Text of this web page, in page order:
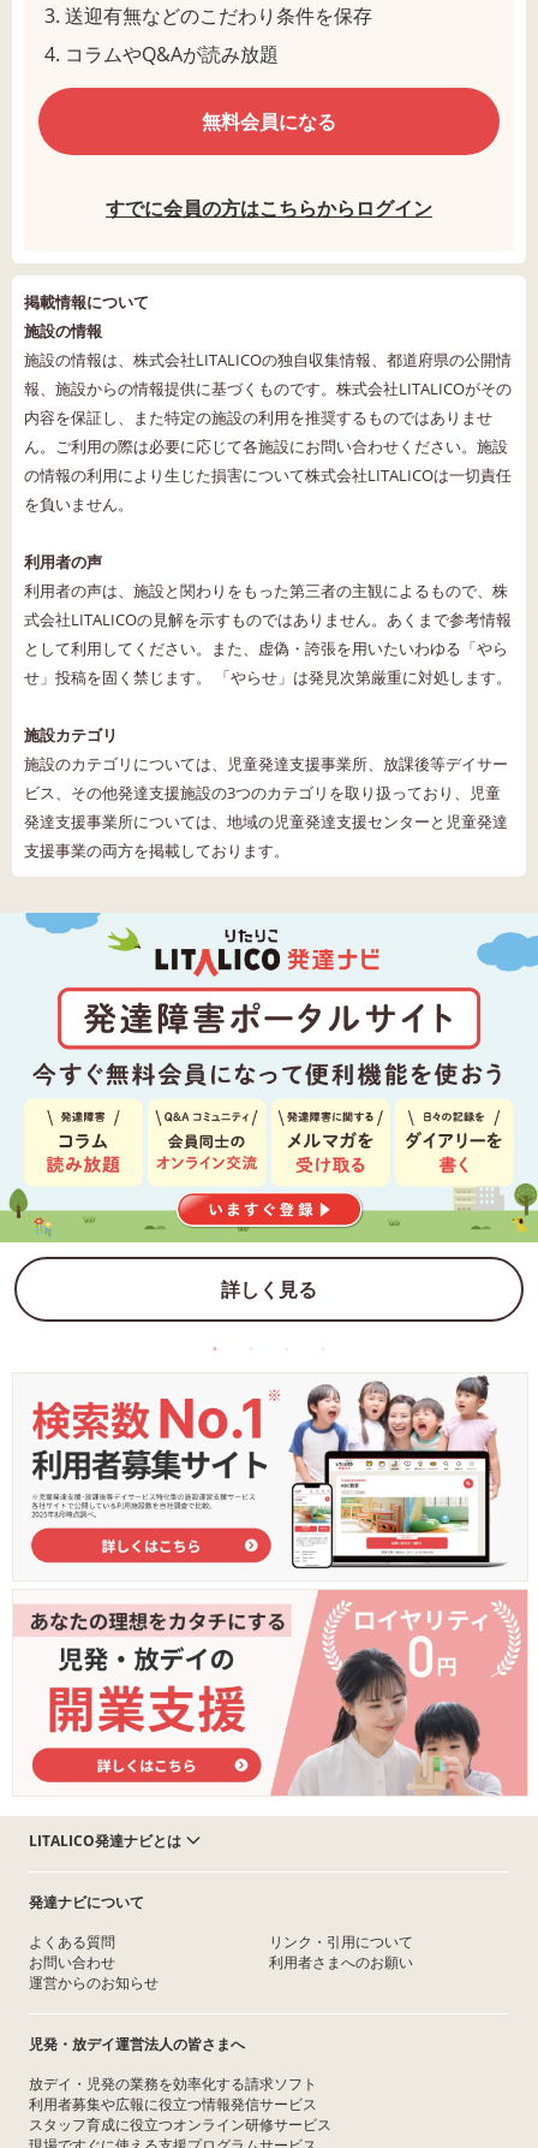
送迎有無などのこだわり条件を保存
コラムやQ&Aが読み放題
無料会員になる
すでに会員の方はこちらからログイン
掲載情報について
施設の情報
施設の情報は、株式会社LITALICOの独自収集情報、都道府県の公開情
報、施設からの情報提供に基づくものです。株式会社LITALICOがその
内容を保証し、また特定の施設の利用を推奨するものではありませ
ん。ご利用の際は必要に応じて各施設にお問い合わせください。施設
の情報の利用により生じた損害について株式会社LITALICOは一切責任
を負いません。
利用者の声
利用者の声は、施設と関わりをもった第三者の主観によるもので、株
式会社LITALICOの見解を示すものではありません。あくまで参考情報
として利用してください。また、虚偽・誇張を用いたいわゆる「やら
せ」投稿を固く禁じます。 「やらせ」は発見次第厳重に対処します。
施設カテゴリ
施設のカテゴリについては、児童発達支援事業所、放課後等デイサー
ビス、その他発達支援施設の3つのカテゴリを取り扱っており、児童
発達支援事業所については、地域の児童発達支援センターと児童発達
支援事業の両方を掲載しております。
詳しく見る
LITALICO発達ナビとは
発達ナビについて
よくある質問
お問い合わせ
運営からのお知らせ
リンク・引用について
利用者さまへのお願い
児発・放デイ運営法人の皆さまへ
放デイ・児発の業務を効率化する請求ソフト
利用者募集や広報に役立つ情報発信サービス
スタッフ育成に役立つオンライン研修サービス